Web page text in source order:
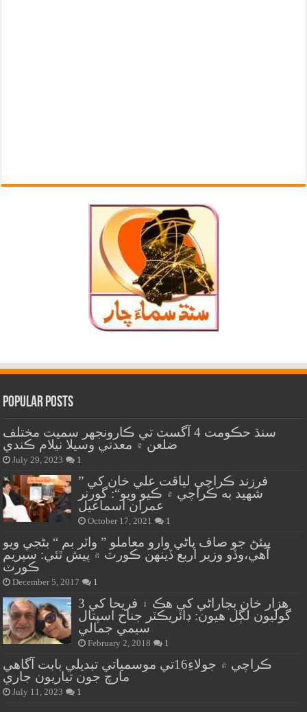
Popular Posts
سنڌ حڪومت 4 آگسٽ تي ڪارونجهر سميت مختلف
ضلعن ۾ معدني وسيلا نيلام ڪندي
July 29, 2023 1
” فرزند ڪراچي لياقت علي خان کي
شهيد به ڪراچي ۾ ڪيو ويو“: گورنر
عمران اسماعيل
October 17, 2021 1
پيئڻ جو صاف پاڻي وارو معاملو ” واٽر بم “ بڻجي ويو
آهي،وڏو وزير اربع ڏينهن ڪورٽ ۾ پيش ٿئي: سپريم
ڪورٽ
December 5, 2017 1
هزار خان بجاراڻي کي هڪ ۽ فريحا کي 3
گوليون لڳل هيون: ڊائريڪٽر جناح اسپتال
سيمي جمالي
February 2, 2018 1
ڪراچي ۾ جولاءِ16تي موسمياتي تبديلي بابت آگاهي
مارچ جون تياريون جاري
July 11, 2023 1